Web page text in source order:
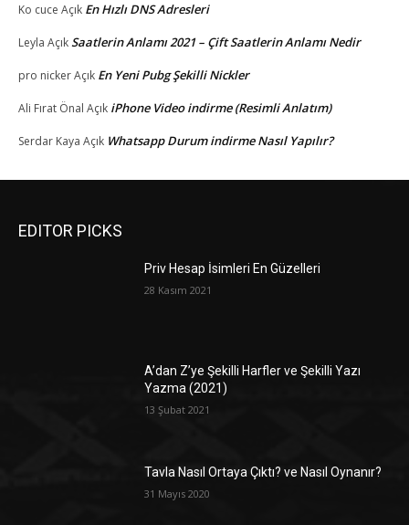
Ko cuce Açık En Hızlı DNS Adresleri
Leyla AçıkSaatlerin Anlamı 2021 – Çift Saatlerin Anlamı Nedir
pro nickerAçık En Yeni Pubg Şekilli Nickler
Ali Fırat Önal Açık iPhone Video indirme (Resimli Anlatım)
Serdar Kaya Açık Whatsapp Durum indirme Nasıl Yapılır?
EDITOR PICKS
Priv Hesap İsimleri En Güzelleri
28 Kasım 2021
A’dan Z’ye Şekilli Harfler ve Şekilli Yazı
Yazma (2021)
13 Şubat 2021
Tavla Nasıl Ortaya Çıktı? ve Nasıl Oynanır?
31 Mayıs 2020